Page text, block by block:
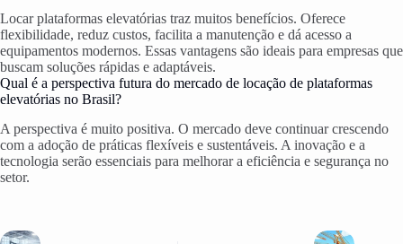
Locar plataformas elevatórias traz muitos benefícios. Oferece
flexibilidade, reduz custos, facilita a manutenção e dá acesso a
equipamentos modernos. Essas vantagens são ideais para empresas que
buscam soluções rápidas e adaptáveis.
Qual é a perspectiva futura do mercado de locação de plataformas
elevatórias no Brasil?
A perspectiva é muito positiva. O mercado deve continuar crescendo
com a adoção de práticas flexíveis e sustentáveis. A inovação e a
tecnologia serão essenciais para melhorar a eficiência e segurança no
setor.